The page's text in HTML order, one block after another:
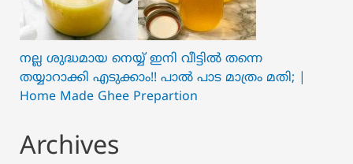
നല്ല ശുദ്ധമായ നെയ്യ് ഇനി വീട്ടിൽ തന്നെ
തയ്യാറാക്കി എടുക്കാം!! പാൽ പാട മാത്രം മതി; |
Home Made Ghee Prepartion
Archives